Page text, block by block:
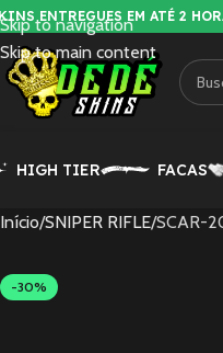
Skip to navigation
Skip to main content
ENTREGUES EM ATÉ 2
HIGH TIER FACAS
Início SNIPER RIFLE SCAR-
-30%